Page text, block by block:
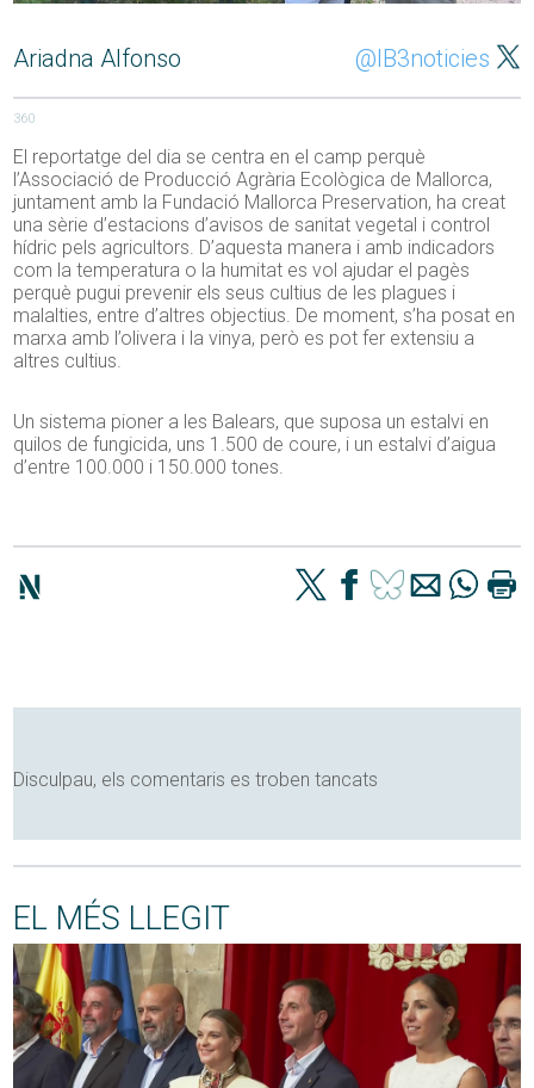
Ariadna Alfonso @IB3noticies
360
El reportatge del dia se centra en el camp perquè
l’Associació de Producció Agrària Ecològica de Mallorca,
juntament amb la Fundació Mallorca Preservation, ha creat
una sèrie d’estacions d’avisos de sanitat vegetal i control
hídric pels agricultors. D’aquesta manera i amb indicadors
com la temperatura o la humitat es vol ajudar el pagès
perquè pugui prevenir els seus cultius de les plagues i
malalties, entre d’altres objectius. De moment, s’ha posat en
marxa amb l’olivera i la vinya, però es pot fer extensiu a
altres cultius.
Un sistema pioner a les Balears, que suposa un estalvi en
quilos de fungicida, uns 1.500 de coure, i un estalvi d’aigua
d’entre 100.000 i 150.000 tones.
Disculpau, els comentaris es troben tancats
EL MÉS LLEGIT